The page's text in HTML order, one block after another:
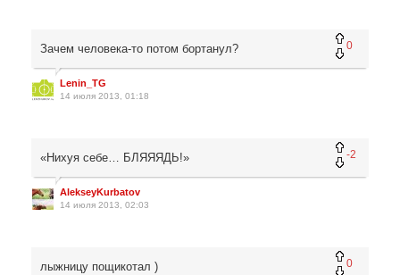
0
Зачем человека-то потом бортанул?
Lenin_TG
14 июля 2013, 01:18
-2
«Нихуя себе… БЛЯЯЯДЬ!»
AlekseyKurbatov
14 июля 2013, 02:03
0
лыжницу пощикотал )